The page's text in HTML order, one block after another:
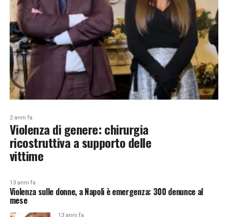
2 anni fa
Violenza di genere: chirurgia
ricostruttiva a supporto delle
vittime
13 anni fa
Violenza sulle donne, a Napoli è emergenza: 300 denunce al
mese
13 anni fa